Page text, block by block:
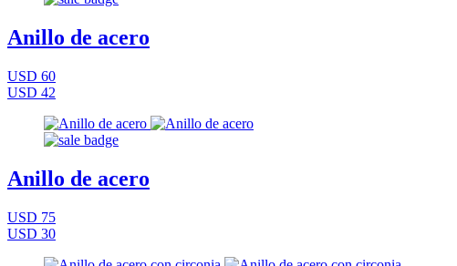
Anillo de acero
USD 60
USD 42
Anillo de acero
USD 75
USD 30